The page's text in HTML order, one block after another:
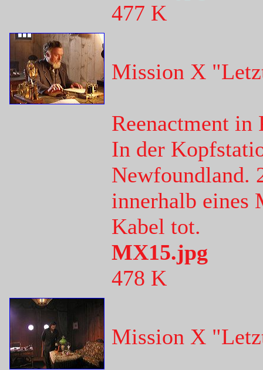
477 K
Mission X
Reenactment in
In der
Newfoundland.
innerhalb eines
Kabel tot.
MX15.jpg
478 K
Mission X